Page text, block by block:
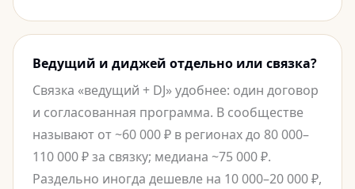
Ведущий и диджей отдельно или связка?
Связка «ведущий + DJ» удобнее: один договор
и согласованная программа. В сообществе
называют от ~60 000 ₽ в регионах до 80 000–
110 000 ₽ за связку; медиана ~75 000 ₽.
Раздельно иногда дешевле на 10 000–20 000 ₽,